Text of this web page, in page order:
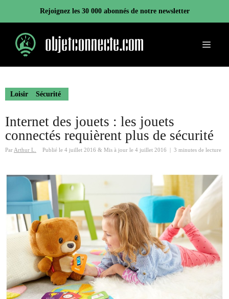
contenu
Rejoignez les 30 000 abonnés de notre newsletter
Menu
Loisir Sécurité
Internet des jouets : les jouets
connectés requièrent plus de sécurité
Par Arthur L. Publié le 4 juillet 2016 & Mis à jour le 4 juillet 2016 3 minutes de lecture